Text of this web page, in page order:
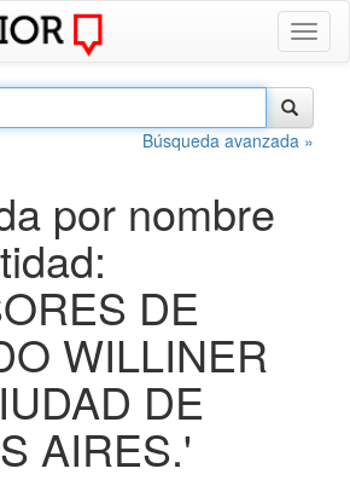
Búsqueda avanzada »
por nombre
DE
WILLINER
DE
AIRES.'